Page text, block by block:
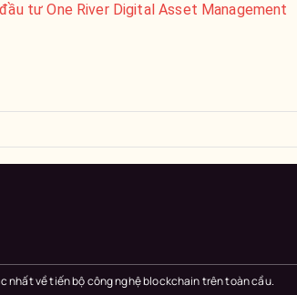
tư One River Digital Asset Management
nhất về tiến bộ công nghệ blockchain trên toàn cầu.